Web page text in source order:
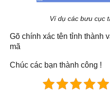
Ví dụ các bưu cục
Gõ chính xác tên tỉnh thành
mã
Chúc các bạn thành công !